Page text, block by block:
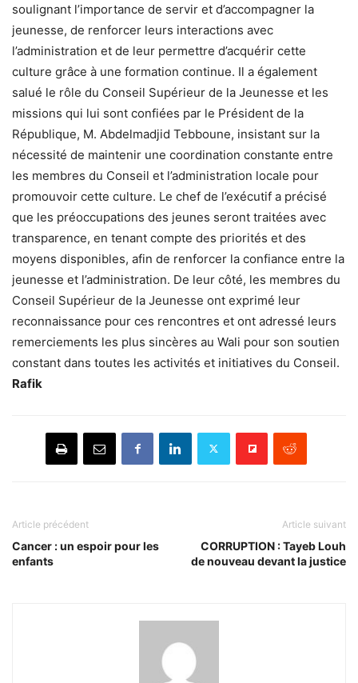
soulignant l’importance de servir et d’accompagner la
jeunesse, de renforcer leurs interactions avec
l’administration et de leur permettre d’acquérir cette
culture grâce à une formation continue. Il a également
salué le rôle du Conseil Supérieur de la Jeunesse et les
missions qui lui sont confiées par le Président de la
République, M. Abdelmadjid Tebboune, insistant sur la
nécessité de maintenir une coordination constante entre
les membres du Conseil et l’administration locale pour
promouvoir cette culture. Le chef de l’exécutif a précisé
que les préoccupations des jeunes seront traitées avec
transparence, en tenant compte des priorités et des
moyens disponibles, afin de renforcer la confiance entre la
jeunesse et l’administration. De leur côté, les membres du
Conseil Supérieur de la Jeunesse ont exprimé leur
reconnaissance pour ces rencontres et ont adressé leurs
remerciements les plus sincères au Wali pour son soutien
constant dans toutes les activités et initiatives du Conseil.
Rafik
Article précédent
Cancer : un espoir pour les
enfants
Article suivant
CORRUPTION : Tayeb Louh
de nouveau devant la justice